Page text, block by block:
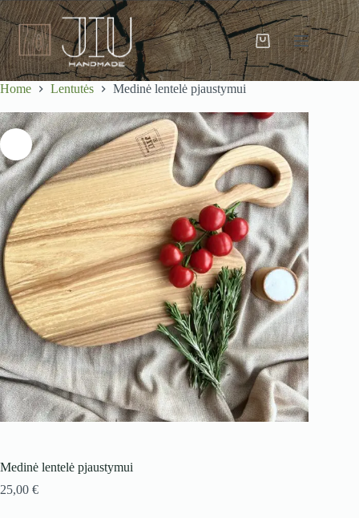
Skip
to
content
Shopping
cart
Home Lentutės Medinė lentelė pjaustymui
Medinė lentelė pjaustymui
25,00 €